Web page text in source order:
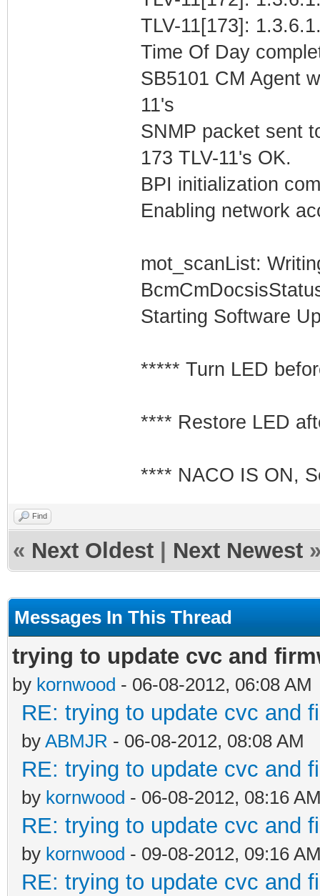
TLV-11[173]:
Time Of Day
SB5101 CM Agent
11's
SNMP packet sent
173 TLV-11's OK.
BPI initialization
Enabling network
mot_scanList:
Starting Software
***** Turn LED
**** Restore LED
**** NACO IS ON,
Find
« Next Oldest Next Newest
Messages In This Thread
trying to update cvc and
by kornwood - 06-08-2012, 06:08 AM
RE: trying to update cvc and
by ABMJR - 06-08-2012, 08:08 AM
RE: trying to update cvc and
by kornwood - 06-08-2012, 08:16
RE: trying to update cvc and
by kornwood - 09-08-2012, 09:16
RE: trying to update cvc and